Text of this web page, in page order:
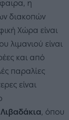
η
διακοπών
Χώρα είναι
λιμανιού είναι
και από
παραλίες
είναι
Λιβαδάκια, όπου